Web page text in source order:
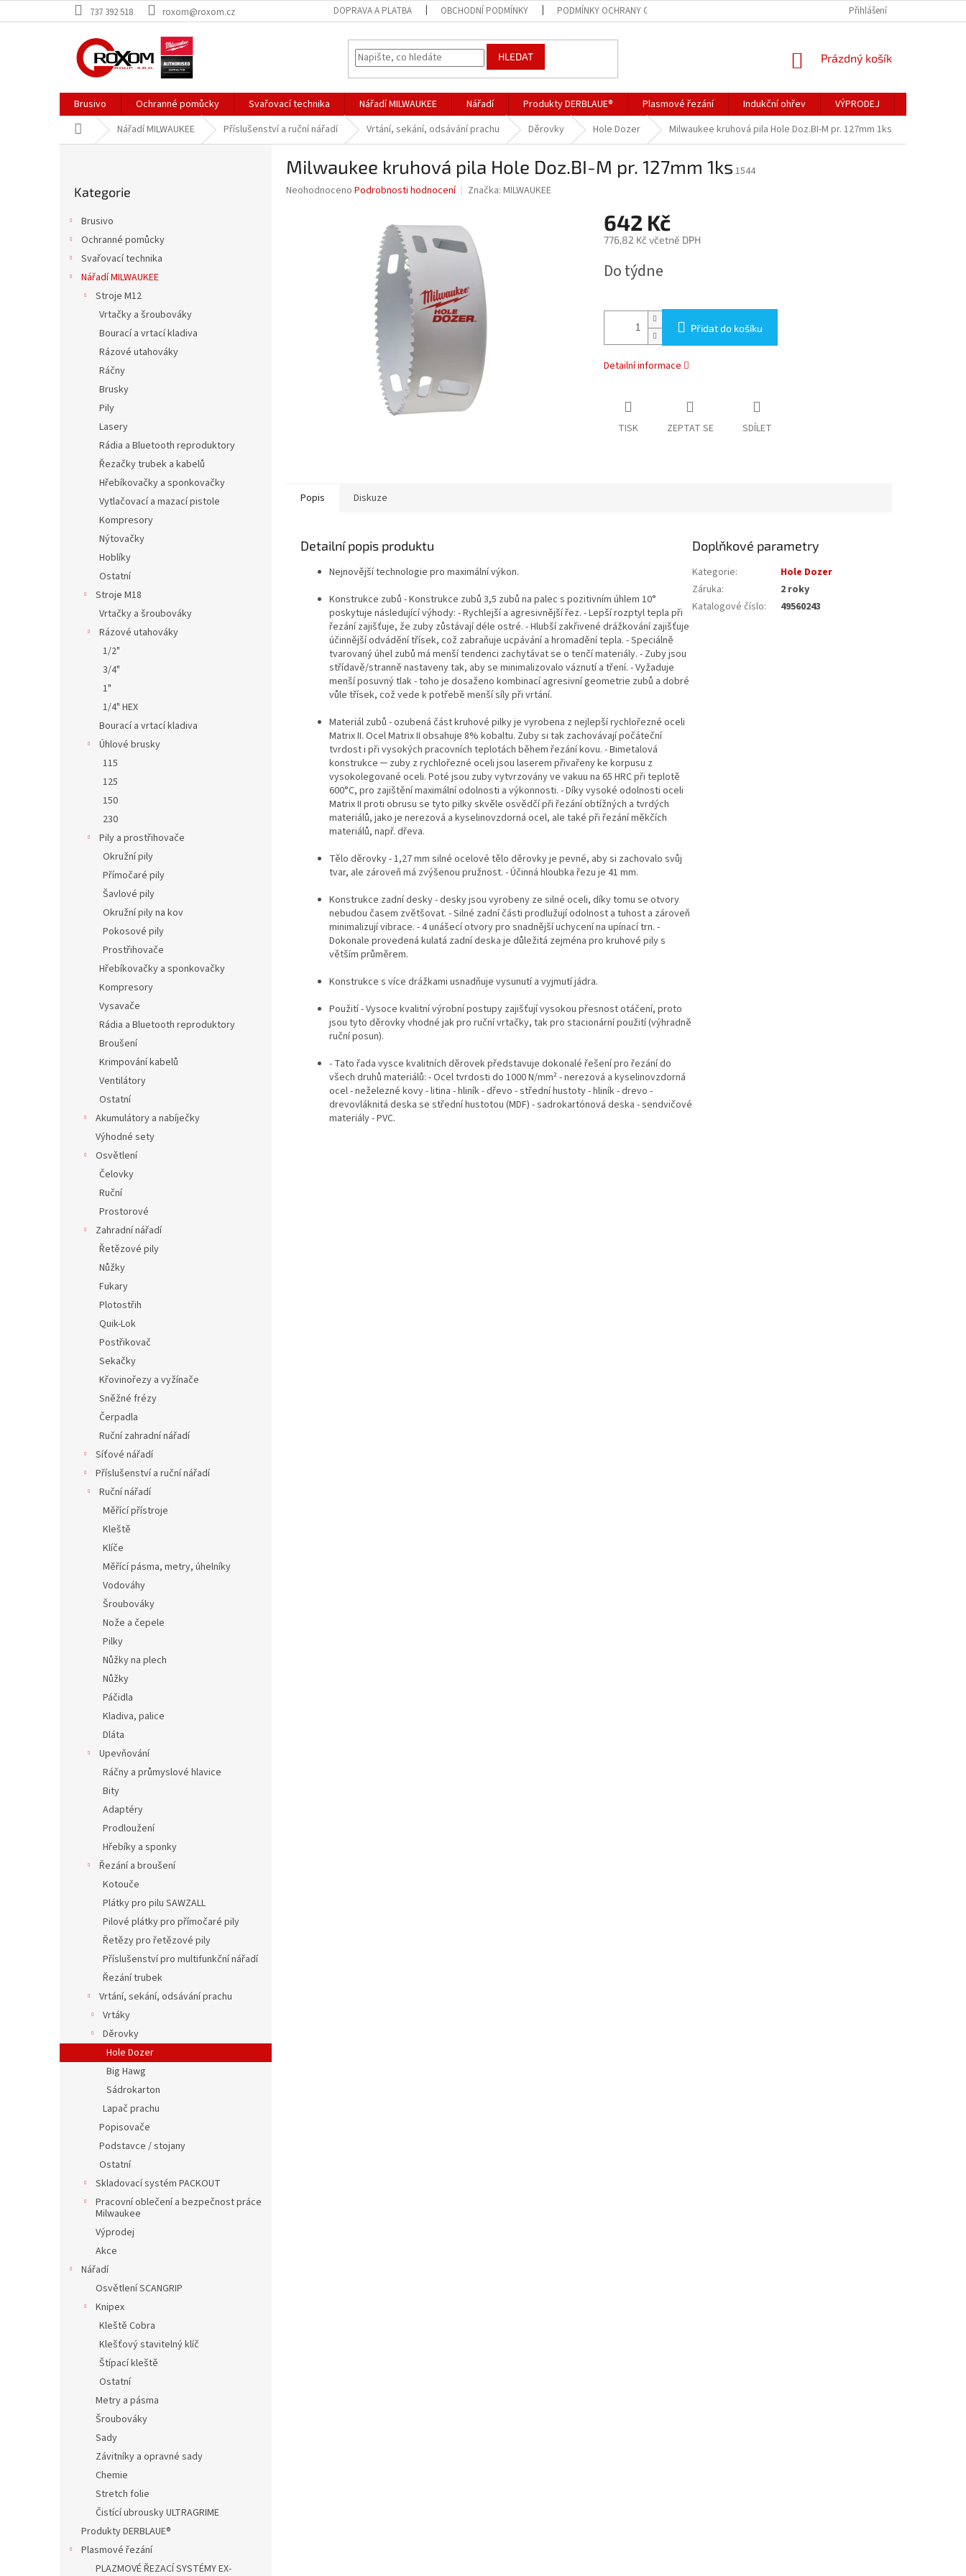
na
737 392 518 roxom@roxom.cz DOPRAVA A PLATBA OBCHODNÍ PODMÍNKY PODMÍNKY OCHRANY OSOBNÍCH ÚDAJŮ Přihlášení
HLEDAT
NÁKUPNÍ
Prázdný košík
Brusivo Ochranné pomůcky Svařovací technika Nářadí MILWAUKEE Nářadí Produkty DERBLAUE® Plasmové řezání Indukční ohřev VÝPRODEJ
Domů Nářadí MILWAUKEE Příslušenství a ruční nářadí Vrtání, sekání, odsávání prachu Děrovky Hole Dozer Milwaukee kruhová pila Hole Doz.BI-M pr. 127mm 1ks
kategorie
Kategorie
Brusivo
Ochranné pomůcky
Svařovací technika
Nářadí MILWAUKEE
Stroje M12
Vrtačky a šroubováky
Bourací a vrtací kladiva
Rázové utahováky
Ráčny
Brusky
Pily
Lasery
Rádia a Bluetooth reproduktory
Řezačky trubek a kabelů
Hřebíkovačky a sponkovačky
Vytlačovací a mazací pistole
Kompresory
Nýtovačky
Hoblíky
Ostatní
Stroje M18
Vrtačky a šroubováky
Rázové utahováky
1/2"
3/4"
1"
1/4" HEX
Bourací a vrtací kladiva
Úhlové brusky
115
125
150
230
Pily a prostřihovače
Okružní pily
Přímočaré pily
Šavlové pily
Okružní pily na kov
Pokosové pily
Prostřihovače
Hřebíkovačky a sponkovačky
Kompresory
Vysavače
Rádia a Bluetooth reproduktory
Broušení
Krimpování kabelů
Ventilátory
Ostatní
Akumulátory a nabíječky
Výhodné sety
Osvětlení
Čelovky
Ruční
Prostorové
Zahradní nářadí
Řetězové pily
Nůžky
Fukary
Plotostřih
Quik-Lok
Postřikovač
Sekačky
Křovinořezy a vyžínače
Sněžné frézy
Čerpadla
Ruční zahradní nářadí
Síťové nářadí
Příslušenství a ruční nářadí
Ruční nářadí
Měřící přístroje
Kleště
Klíče
Měřící pásma, metry, úhelníky
Vodováhy
Šroubováky
Nože a čepele
Pilky
Nůžky na plech
Nůžky
Páčidla
Kladiva, palice
Dláta
Upevňování
Ráčny a průmyslové hlavice
Bity
Adaptéry
Prodloužení
Hřebíky a sponky
Řezání a broušení
Kotouče
Plátky pro pilu SAWZALL
Pilové plátky pro přímočaré pily
Řetězy pro řetězové pily
Příslušenství pro multifunkční nářadí
Řezání trubek
Vrtání, sekání, odsávání prachu
Vrtáky
Děrovky
Hole Dozer
Big Hawg
Sádrokarton
Lapač prachu
Popisovače
Podstavce / stojany
Ostatní
Skladovací systém PACKOUT
Pracovní oblečení a bezpečnost práce
Milwaukee
Výprodej
Akce
Nářadí
Osvětlení SCANGRIP
Knipex
Kleště Cobra
Klešťový stavitelný klíč
Štípací kleště
Ostatní
Metry a pásma
Šroubováky
Sady
Závitníky a opravné sady
Chemie
Stretch folie
Čistící ubrousky ULTRAGRIME
Produkty DERBLAUE®
Plasmové řezání
PLAZMOVÉ ŘEZACÍ SYSTÉMY EX-
Milwaukee kruhová pila Hole Doz.BI-M pr. 127mm 1ks 1544
Průměrné
Neohodnoceno Podrobnosti hodnocení Značka: MILWAUKEE
642 Kč
776,82 Kč včetně DPH
cena:
Do týdne
Přidat do košíku
Detailní informace
TISK ZEPTAT SE SDÍLET
Popis Diskuze
Detailní popis produktu
Nejnovější technologie pro maximální výkon.
Konstrukce zubů - Konstrukce zubů 3,5 zubů na palec s pozitivním úhlem 10°
poskytuje následující výhody: - Rychlejší a agresivnější řez. - Lepší rozptyl tepla při
řezání zajišťuje, že zuby zůstávají déle ostré. - Hlubší zakřivené drážkování zajišťuje
účinnější odvádění třísek, což zabraňuje ucpávání a hromadění tepla. - Speciálně
tvarovaný úhel zubů má menší tendenci zachytávat se o tenčí materiály. - Zuby jsou
střídavě/stranně nastaveny tak, aby se minimalizovalo váznutí a tření. - Vyžaduje
menší posuvný tlak - toho je dosaženo kombinací agresivní geometrie zubů a dobré
vůle třísek, což vede k potřebě menší síly při vrtání.
Materiál zubů - ozubená část kruhové pilky je vyrobena z nejlepší rychlořezné oceli
Matrix II. Ocel Matrix II obsahuje 8% kobaltu. Zuby si tak zachovávají počáteční
tvrdost i při vysokých pracovních teplotách během řezání kovu. - Bimetalová
konstrukce ─ zuby z rychlořezné oceli jsou laserem přivařeny ke korpusu z
vysokolegované oceli. Poté jsou zuby vytvrzovány ve vakuu na 65 HRC při teplotě
600°C, pro zajištění maximální odolnosti a výkonnosti. - Díky vysoké odolnosti oceli
Matrix II proti obrusu se tyto pilky skvěle osvědčí při řezání obtížných a tvrdých
materiálů, jako je nerezová a kyselinovzdorná ocel, ale také při řezání měkčích
materiálů, např. dřeva.
Tělo děrovky - 1,27 mm silné ocelové tělo děrovky je pevné, aby si zachovalo svůj
tvar, ale zároveň má zvýšenou pružnost. - Účinná hloubka řezu je 41 mm.
Konstrukce zadní desky - desky jsou vyrobeny ze silné oceli, díky tomu se otvory
nebudou časem zvětšovat. - Silné zadní části prodlužují odolnost a tuhost a zároveň
minimalizují vibrace. - 4 unášecí otvory pro snadnější uchycení na upínací trn. -
Dokonale provedená kulatá zadní deska je důležitá zejména pro kruhové pily s
větším průměrem.
Konstrukce s více drážkami usnadňuje vysunutí a vyjmutí jádra.
Použití - Vysoce kvalitní výrobní postupy zajišťují vysokou přesnost otáčení, proto
jsou tyto děrovky vhodné jak pro ruční vrtačky, tak pro stacionární použití (výhradně
ruční posun).
- Tato řada vysce kvalitních děrovek představuje dokonalé řešení pro řezání do
všech druhů materiálů: - Ocel tvrdosti do 1000 N/mm² - nerezová a kyselinovzdorná
ocel - neželezné kovy - litina - hliník - dřevo - střední hustoty - hliník - drevo -
drevovláknitá deska se střední hustotou (MDF) - sadrokartónová deska - sendvičové
materiály - PVC.
Doplňkové parametry
Kategorie:
Hole Dozer
Záruka:
2 roky
Katalogové číslo: 49560243